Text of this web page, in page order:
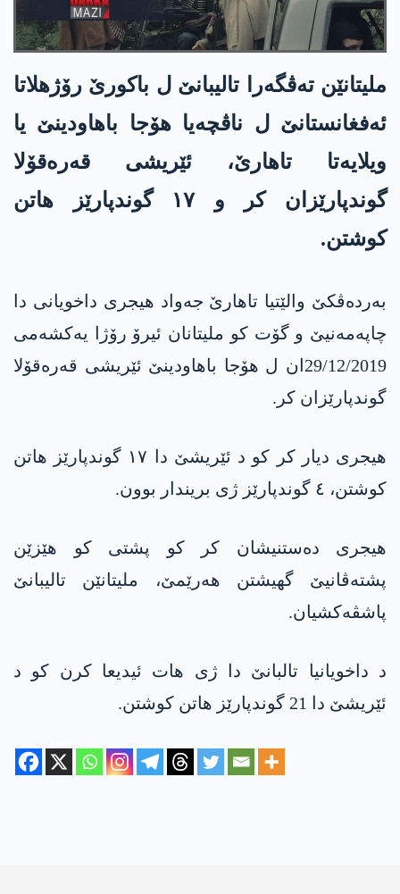
ملیتانێن ته‌ڤگه‌را تالیبانێ ل باکورێ رۆژھلاتا
ئەفغانستانێ ل ناڤچەیا ھۆجا باھاودینێ یا
ویلایەتا تاھارێ، ئێریشی قەرەقۆلا
گوندپارێزان کر و ١٧ گوندپارێز ھاتن
کوشتن.
بەردەڤکێ والێتیا تاھارێ جەواد ھیجری داخویانی دا
چاپەمەنیێ و گۆت کو ملیتانان ئيرۆ رۆژا یه‌كشه‌می
29/12/2019ان ل ھۆجا باھاودینێ ئێریشی قەرەقۆلا
گوندپارێزان کر.
ھیجری دیار کر کو د ئێریشێ دا ١٧ گوندپارێز ھاتن
کوشتن، ٤ گوندپارێز ژی بریندار بوون.
ھیجری دەستنیشان کر کو پشتی کو ھێزێن
پشته‌ڤانیێ گھیشتن ھەرێمێ، ملیتانێن تالیبانێ
پاشڤەکشیان.
د داخویانیا تالبانێ دا ژی ھات ئیدیعا کرن کو د
ئێریشێ دا 21 گوندپارێز ھاتن کوشتن.